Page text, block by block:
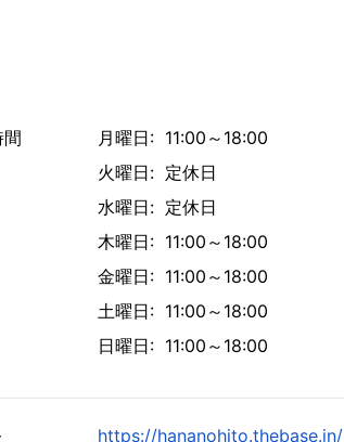
月曜日: 11:00～18:00
火曜日: 定休日
水曜日: 定休日
木曜日: 11:00～18:00
金曜日: 11:00～18:00
土曜日: 11:00～18:00
日曜日: 11:00～18:00
https://hananohito.thebase.in/